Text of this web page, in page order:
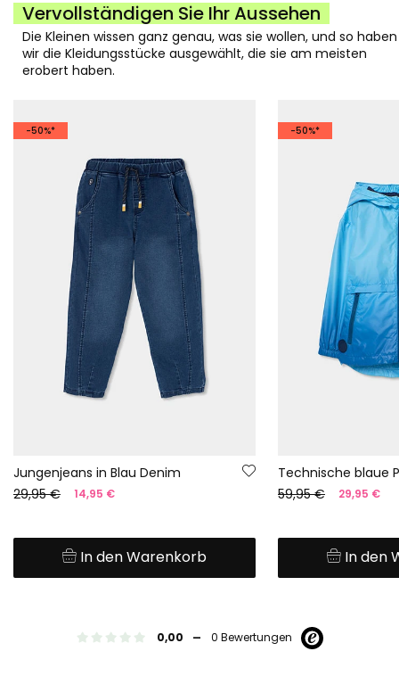
Vervollständigen Sie Ihr Aussehen
Die Kleinen wissen ganz genau, was sie wollen, und so haben
wir die Kleidungsstücke ausgewählt, die sie am meisten
erobert haben.
-50%*
Jungenjeans in Blau Denim
29,95 €
14,95 €
In den Warenkorb
-50%*
59,95 € 29,95 €
In den
0,00 - 0 Bewertungen